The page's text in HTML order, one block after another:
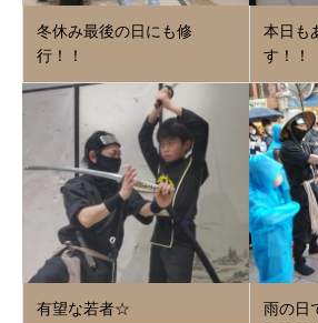
冬休み最後の日にも修
行！！
本日も
す！！
有望な若者☆
雨の日